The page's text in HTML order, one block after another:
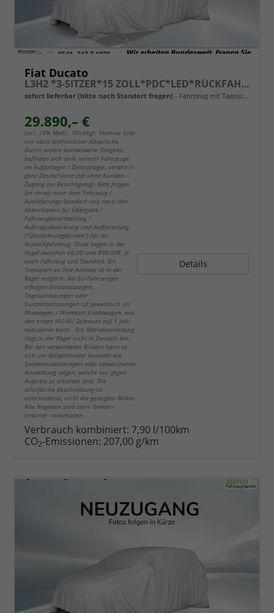
Fiat Ducato
L3H2 *3-SITZER*15 ZOLL*PDC*LED*RÜCKFAHRKAMERA*DAB*KLIMA*HECKTÜRE 260°*
sofort lieferbar (bitte nach Standort fragen) Fahrzeug mit Tageszulassung
29.890,– €
incl. 19% MwSt.. Wichtig!: Termine bitte
nur nach telefonischer Absprache.
Durch unsere bundesweite Tätigkeit,
befinden sich viele unserer Fahrzeuge
im Außenlager / Zentrallager, verteilt in
ganz Deutschland (oft ohne Kunden-
Zugang zur Besichtigung). Bitte fragen
Sie vorab nach dem Fahrzeug /
Auslieferungs-Standort und nach den
Nebenkosten für Übergabe /
Fahrzeugbereitstellung /
Auftragsabwicklung und Aufbereitung
("Überführungskosten") für Ihr
Wunschfahrzeug. Diese liegen in der
Regel zwischen 60,00 und 890,00€, je
nach Fahrzeug und Standort. Ein
Transport an Ihre Adresse ist in der
Regel möglich. Bei EU-Fahrzeugen
erfolgen Erstzulassungen,
Tageszulassungen oder
Kurzzeitzulassungen oft gewerblich als
Mietwagen / Werkstatt Ersatzwagen, was
den ersten HU/AU Zeitraum auf 1 Jahr
reduzieren kann. Die Betriebsanleitung
liegt in der Regel nicht in Deutsch bei.
Bei den verwendeten Bildern kann es
sich um Beispielbilder handeln die
Sonderausstattungen oder abweichende
Ausstattung zeigen, welche nur gegen
Aufpreis zu erhalten sind. Die
schriftliche Beschreibung ist
entscheidend, nicht die gezeigten Bilder.
Alle Angaben sind ohne Gewähr.
Irrtümer vorbehalten.
Details
Verbrauch kombiniert: 7,90 l/100km
CO2-Emissionen: 207,00 g/km